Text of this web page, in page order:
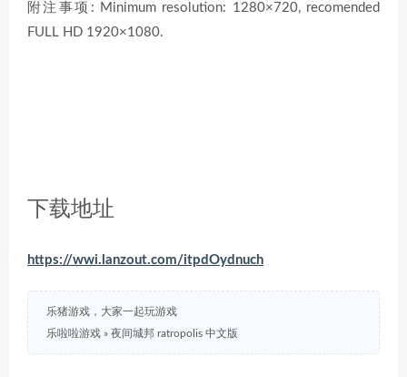
附注事项: Minimum resolution: 1280×720, recomended
FULL HD 1920×1080.
下载地址
https://wwi.lanzout.com/itpdOydnuch
乐猪游戏，大家一起玩游戏
乐啦啦游戏 » 夜间城邦 ratropolis 中文版